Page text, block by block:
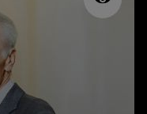
du conseil
depuis 2019. Il
l’Institut
co-